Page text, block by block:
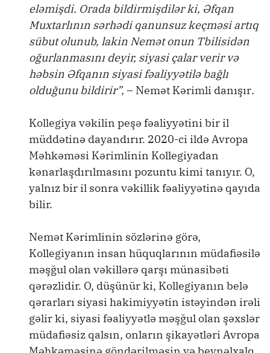
eləmişdi. Orada bildirmişdilər ki, Əfqan
Muxtarlının sərhədi qanunsuz keçməsi artıq
sübut olunub, lakin Nemət onun Tbilisidən
oğurlanmasını deyir, siyasi çalar verir və
həbsin Əfqanın siyasi fəaliyyətilə bağlı
olduğunu bildirir”, – Nemət Kərimli danışır.
Kollegiya vəkilin peşə fəaliyyətini bir il
müddətinə dayandırır. 2020-ci ildə Avropa
Məhkəməsi Kərimlinin Kollegiyadan
kənarlaşdırılmasını pozuntu kimi tanıyır. O,
yalnız bir il sonra vəkillik fəaliyyətinə qayıda
bilir.
Nemət Kərimlinin sözlərinə görə,
Kollegiyanın insan hüquqlarının müdafiəsilə
məşğul olan vəkillərə qarşı münasibəti
qərəzlidir. O, düşünür ki, Kollegiyanın belə
qərarları siyasi hakimiyyətin istəyindən irəli
gəlir ki, siyasi fəaliyyətlə məşğul olan şəxslər
müdafiəsiz qalsın, onların şikayətləri Avropa